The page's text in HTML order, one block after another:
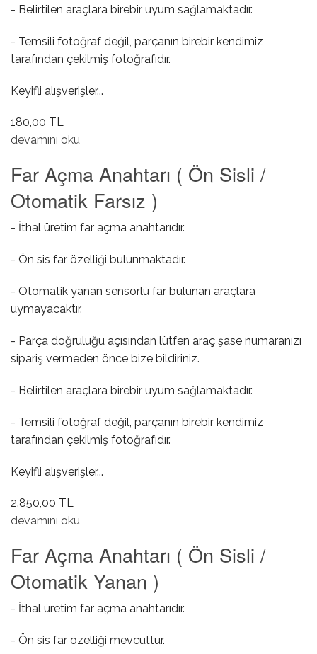
- Belirtilen araçlara birebir uyum sağlamaktadır.
- Temsili fotoğraf değil, parçanın birebir kendimiz
tarafından çekilmiş fotoğrafıdır.
Keyifli alışverişler...
180,00 TL
Dış Kapı Kol Contası ( Küçük ) hakkında
devamını oku
Far Açma Anahtarı ( Ön Sisli /
Otomatik Farsız )
- İthal üretim far açma anahtarıdır.
- Ön sis far özelliği bulunmaktadır.
- Otomatik yanan sensörlü far bulunan araçlara
uymayacaktır.
- Parça doğruluğu açısından lütfen araç şase numaranızı
sipariş vermeden önce bize bildiriniz.
- Belirtilen araçlara birebir uyum sağlamaktadır.
- Temsili fotoğraf değil, parçanın birebir kendimiz
tarafından çekilmiş fotoğrafıdır.
Keyifli alışverişler...
2.850,00 TL
Far Açma Anahtarı ( Ön Sisli / Otomatik Farsız ) hakkında
devamını oku
Far Açma Anahtarı ( Ön Sisli /
Otomatik Yanan )
- İthal üretim far açma anahtarıdır.
- Ön sis far özelliği mevcuttur.